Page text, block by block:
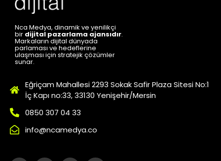
Nca Medya, dinamik ve yenilikçi
bir dijital pazarlama ajansıdır.
Markaların dijital dünyada
parlaması ve hedeflerine
ulaşması için stratejik çözümler
sunar.
Eğriçam Mahallesi 2293 Sokak Safir Plaza Sitesi No:1
İç Kapı no:33, 33130 Yenişehir/Mersin
0850 307 04 33
info@ncamedya.co